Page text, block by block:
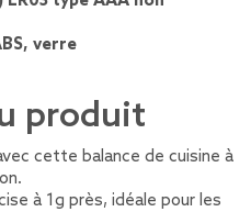
verre
produit
cette balance de cuisine à
à 1g près, idéale pour les